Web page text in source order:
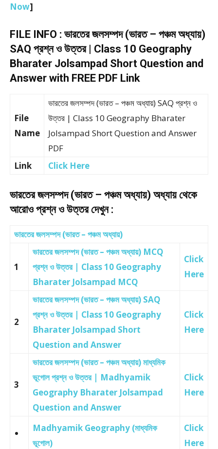
Now]
FILE INFO : ভারতের জলসম্পদ (ভারত – পঞ্চম অধ্যায়)
SAQ প্রশ্ন ও উত্তর | Class 10 Geography
Bharater Jolsampad Short Question and
Answer with FREE PDF Link
File
Name
ভারতের জলসম্পদ (ভারত – পঞ্চম অধ্যায়) SAQ প্রশ্ন ও
উত্তর | Class 10 Geography Bharater
Jolsampad Short Question and Answer
PDF
Link
Click Here
ভারতের জলসম্পদ (ভারত – পঞ্চম অধ্যায়) অধ্যায় থেকে
আরোও প্রশ্ন ও উত্তর দেখুন :
ভারতের জলসম্পদ (ভারত – পঞ্চম অধ্যায়)
1
ভারতের জলসম্পদ (ভারত – পঞ্চম অধ্যায়) MCQ
প্রশ্ন ও উত্তর | Class 10 Geography
Bharater Jolsampad MCQ
Click
Here
2
ভারতের জলসম্পদ (ভারত – পঞ্চম অধ্যায়) SAQ
প্রশ্ন ও উত্তর | Class 10 Geography
Bharater Jolsampad Short
Question and Answer
Click
Here
3
ভারতের জলসম্পদ (ভারত – পঞ্চম অধ্যায়) মাধ্যমিক
ভূগোল প্রশ্ন ও উত্তর | Madhyamik
Geography Bharater Jolsampad
Question and Answer
Click
Here
Madhyamik Geography (মাধ্যমিক
ভূগোল)
Click
Here